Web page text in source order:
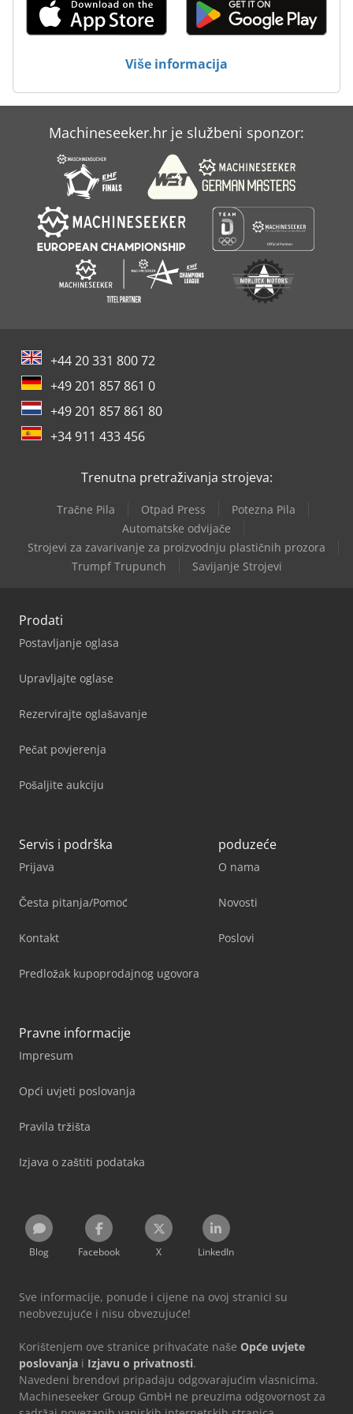
Strojevi Za Savijanje Cijevi
Više informacija
Machineseeker.hr je službeni sponzor:
+44 20 331 800 72
+49 201 857 861 0
+49 201 857 861 80
+34 911 433 456
Trenutna pretraživanja strojeva:
Tračne Pila Otpad Press
Potezna Pila
Automatske odvijače
Strojevi za zavarivanje za proizvodnju plastičnih prozora
Trumpf Trupunch
Savijanje Strojevi
Prodati
Postavljanje oglasa
Upravljajte oglase
Rezervirajte oglašavanje
Pečat povjerenja
Pošaljite aukciju
Servis i podrška
Prijava
Česta pitanja/Pomoć
Kontakt
Predložak kupoprodajnog ugovora
poduzeće
O nama
Novosti
Poslovi
Pravne informacije
Impresum
Opći uvjeti poslovanja
Pravila tržišta
Izjava o zaštiti podataka
Blog Facebook X LinkedIn
Sve informacije, ponude i cijene na ovoj stranici su
neobvezujuće i nisu obvezujuće!
Korištenjem ove stranice prihvaćate naše Opće uvjete
poslovanja i Izjavu o privatnosti.
Navedeni brendovi pripadaju odgovarajućim vlasnicima.
Machineseeker Group GmbH ne preuzima odgovornost za